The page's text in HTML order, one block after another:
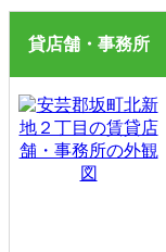
貸店舗・事務所